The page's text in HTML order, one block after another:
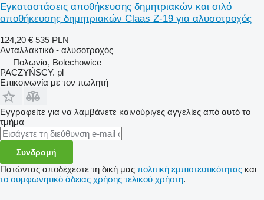
Εγκαταστάσεις αποθήκευσης δημητριακών και σιλό
αποθήκευσης δημητριακών Claas Z-19 για αλυσοτροχός
124,20 € 535 PLN
Ανταλλακτικό - αλυσοτροχός
Πολωνία, Bolechowice
PACZYŃSCY. pl
Επικοινωνία με τον πωλητή
Εγγραφείτε για να λαμβάνετε καινούριγες αγγελίες από αυτό το
τμήμα
Συνδρομή
Πατώντας αποδέχεστε τη δική μας πολιτική εμπιστευτικότητας και
το συμφωνητικό άδειας χρήσης τελικού χρήστη.